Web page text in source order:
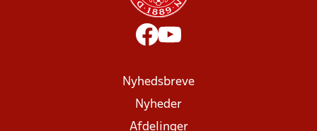
Nyhedsbreve
Nyheder
Afdelinger